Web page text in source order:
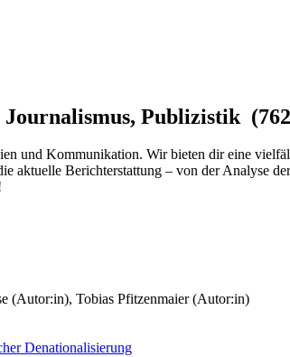
Publizistik
und Kommunikation. Wir bieten dir eine
aktuelle Berichterstattung – von der Analyse
(Autor:in), Tobias Pfitzenmaier (Autor:in)
Denationalisierung